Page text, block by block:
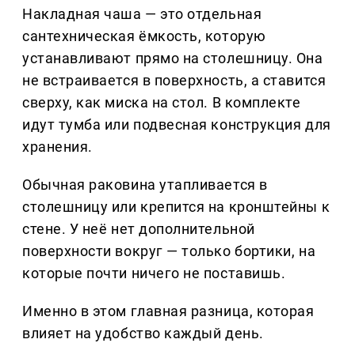
Накладная чаша — это отдельная
сантехническая ёмкость, которую
устанавливают прямо на столешницу. Она
не встраивается в поверхность, а ставится
сверху, как миска на стол. В комплекте
идут тумба или подвесная конструкция для
хранения.
Обычная раковина утапливается в
столешницу или крепится на кронштейны к
стене. У неё нет дополнительной
поверхности вокруг — только бортики, на
которые почти ничего не поставишь.
Именно в этом главная разница, которая
влияет на удобство каждый день.